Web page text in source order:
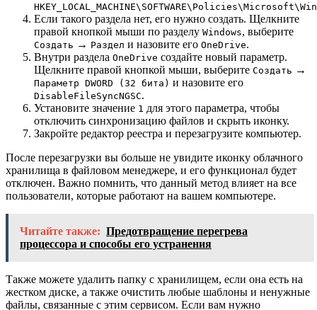
Если такого раздела нет, его нужно создать. Щелкните
правой кнопкой мыши по разделу Windows, выберите
Создать → Раздел и назовите его OneDrive.
Внутри раздела OneDrive создайте новый параметр.
Щелкните правой кнопкой мыши, выберите Создать →
Параметр DWORD (32 бита) и назовите его
DisableFileSyncNGSC.
Установите значение 1 для этого параметра, чтобы
отключить синхронизацию файлов и скрыть иконку.
Закройте редактор реестра и перезагрузите компьютер.
После перезагрузки вы больше не увидите иконку облачного
хранилища в файловом менеджере, и его функционал будет
отключен. Важно помнить, что данный метод влияет на все
пользователи, которые работают на вашем компьютере.
Читайте также: Предотвращение перегрева
процессора и способы его устранения
Также можете удалить папку с хранилищем, если она есть на
жестком диске, а также очистить любые шаблоны и ненужные
файлы, связанные с этим сервисом. Если вам нужно